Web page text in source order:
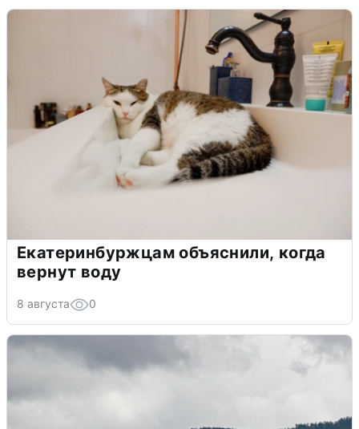
Екатеринбуржцам объяснили, когда
вернут воду
8 августа 0